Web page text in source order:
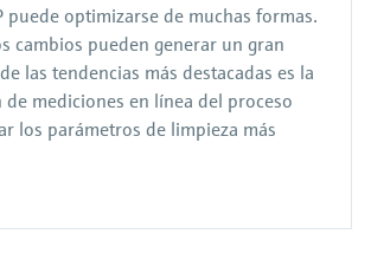
puede optimizarse de muchas formas.
cambios pueden generar un gran
las tendencias más destacadas es la
mediciones en línea del proceso
los parámetros de limpieza más